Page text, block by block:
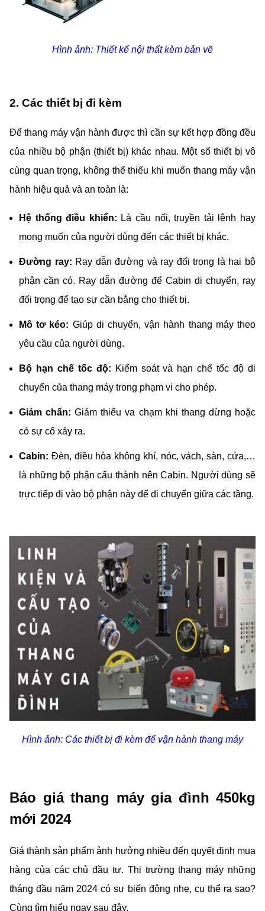
Hình ảnh: Thiết kế nội thất kèm bản vẽ
2. Các thiết bị đi kèm
Để thang máy vận hành được thì cần sự kết hợp đồng đều
của nhiều bộ phận (thiết bị) khác nhau. Một số thiết bị vô
cùng quan trọng, không thể thiếu khi muốn thang máy vận
hành hiệu quả và an toàn là:
Hệ thống điều khiển: Là cầu nối, truyền tải lệnh hay
mong muốn của người dùng đến các thiết bị khác.
Đường ray: Ray dẫn đường và ray đối trọng là hai bộ
phận cần có. Ray dẫn đường để Cabin di chuyển, ray
đối trọng để tạo sự cần bằng cho thiết bị.
Mô tơ kéo: Giúp di chuyển, vận hành thang máy theo
yêu cầu của người dùng.
Bộ hạn chế tốc độ: Kiểm soát và hạn chế tốc độ di
chuyển của thang máy trong phạm vi cho phép.
Giảm chấn: Giảm thiểu va chạm khi thang dừng hoặc
có sự cố xảy ra.
Cabin: Đèn, điều hòa không khí, nóc, vách, sàn, cửa,…
là những bộ phận cấu thành nên Cabin. Người dùng sẽ
trực tiếp đi vào bộ phận này để di chuyển giữa các tầng.
Hình ảnh: Các thiết bị đi kèm để vận hành thang máy
Báo giá thang máy gia đình 450kg
mới 2024
Giá thành sản phẩm ảnh hưởng nhiều đến quyết định mua
hàng của các chủ đầu tư. Thị trường thang máy những
tháng đầu năm 2024 có sự biến động nhẹ, cụ thể ra sao?
Cùng tìm hiểu ngay sau đây.